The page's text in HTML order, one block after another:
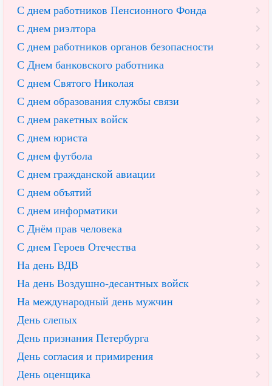
С днем работников Пенсионного Фонда
С днем риэлтора
С днем работников органов безопасности
С Днем банковского работника
С днем Святого Николая
С днем образования службы связи
С днем ракетных войск
С днем юриста
С днем футбола
С днем гражданской авиации
С днем объятий
С днем информатики
С Днём прав человека
С днем Героев Отечества
На день ВДВ
На день Воздушно-десантных войск
На международный день мужчин
День слепых
День признания Петербурга
День согласия и примирения
День оценщика